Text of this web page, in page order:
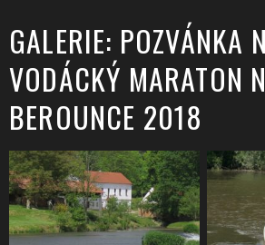
GALERIE: POZVÁNKA
VODÁCKÝ MARATON
BEROUNCE 2018